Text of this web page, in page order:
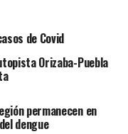
y Puebla
más de 350
una importante
para
de Covid
Orizaba-Puebla
permanecen en
dengue